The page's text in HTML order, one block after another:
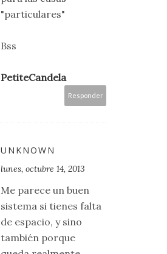
"particulares"
Bss
PetiteCandela
Responder
UNKNOWN
lunes, octubre 14, 2013
Me parece un buen
sistema si tienes falta
de espacio, y sino
también porque